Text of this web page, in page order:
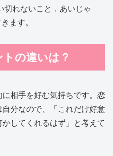
切れないこと．あいじゃ
ます。
の違いは？
相手を好む気持ちです。恋
分なので、「これだけ好意
してくれるはず」と考えて